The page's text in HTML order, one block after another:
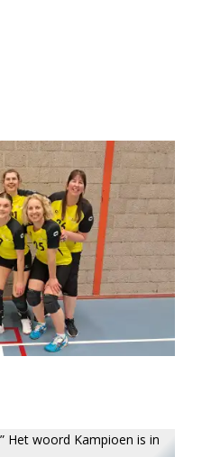
Het woord Kampioen is in